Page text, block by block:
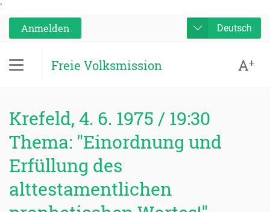
'
Anmelden
Deutsch
Freie Volksmission A+
Krefeld, 4. 6. 1975 / 19:30
Thema: "Einordnung und
Erfüllung des
alttestamentlichen